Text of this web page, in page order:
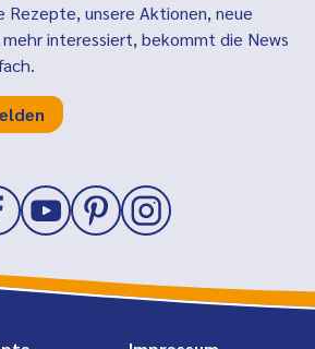
Rezepte, unsere Aktionen, neue
interessiert, bekommt die News